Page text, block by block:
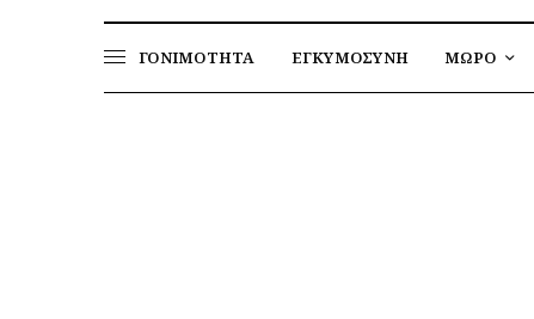
ΓΟΝΙΜΟΤΗΤΑ ΕΓΚΥΜΟΣΥΝΗ ΜΩΡΟ